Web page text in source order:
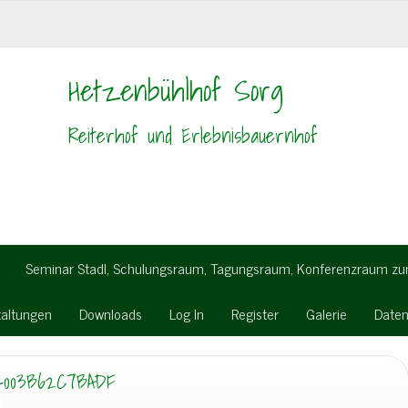
Hetzenbühlhof Sorg
Reiterhof und Erlebnisbauernhof
Seminar Stadl, Schulungsraum, Tagungsraum, Konferenzraum
Downloads Log In Register Galerie